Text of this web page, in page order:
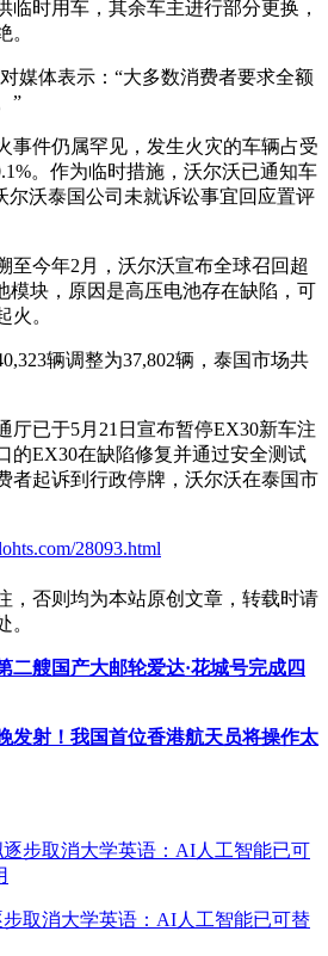
临时用车，其余车主进行部分更换，
。
媒体表示：“大多数消费者要求全额
”
事件仍属罕见，发生火灾的车辆占受
。作为临时措施，沃尔沃已通知车
尔沃泰国公司未就诉讼事宜回应置评
至今年2月，沃尔沃宣布全球召回超
模块，原因是高压电池存在缺陷，可
火。
辆调整为37,802辆，泰国市场共
厅已于5月21日宣布暂停EX30新车注
的EX30在缺陷修复并通过安全测试
者起诉到行政停牌，沃尔沃在泰国市
28093.html
，否则均为本站原创文章，转载时请
。
二艘国产大邮轮爱达·花城号完成四
发射！我国首位香港航天员将操作太
取消大学英语：AI人工智能已可替